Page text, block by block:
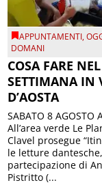
APPUNTAMENTI,
DOMANI
COSA FARE
SETTIMANA IN
D’AOSTA
SABATO 8 AGOSTO
All’area verde Le
Clavel prosegue
le letture
partecipazione di
Pistritto (...